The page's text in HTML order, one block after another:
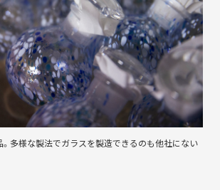
多様な製法でガラスを製造できるのも他社にない